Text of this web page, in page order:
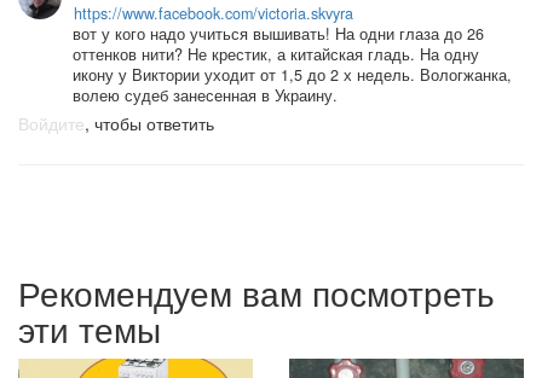
https://www.facebook.com/victoria.skvyra
вот у кого надо учиться вышивать! На одни глаза до 26
оттенков нити? Не крестик, а китайская гладь. На одну
икону у Виктории уходит от 1,5 до 2 х недель. Вологжанка,
волею судеб занесенная в Украину.
Войдите, чтобы ответить
Рекомендуем вам посмотреть
эти темы